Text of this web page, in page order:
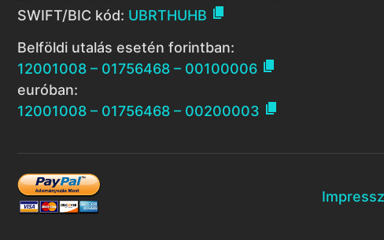
SWIFT/BIC kód: UBRTHUHB 
Belföldi utalás esetén forintban:
12001008 – 01756468 – 00100006 
euróban:
12001008 – 01756468 – 00200003 